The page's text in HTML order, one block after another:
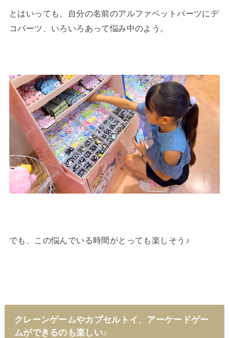
とはいっても、自分の名前のアルファベットパーツにデ
コパーツ、いろいろあって悩み中のよう。
でも、この悩んでいる時間がとっても楽しそう♪
クレーンゲームやカプセルトイ、アーケードゲー
ムができるのも楽しい♪